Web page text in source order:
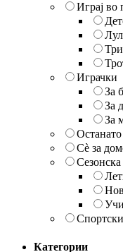
Играј во
Играчки
За
За
За
Останато
Сè за
Категории